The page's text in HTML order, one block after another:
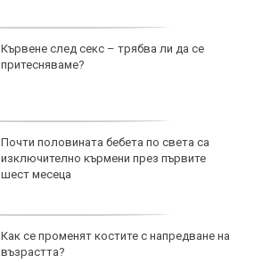
Кървене след секс – трябва ли да се
притесняваме?
Почти половината бебета по света са
изключително кърмени през първите
шест месеца
Как се променят костите с напредване на
възрастта?